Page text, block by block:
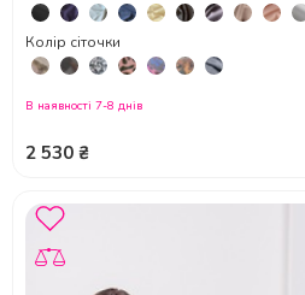
Колір сіточки
2 530 ₴
В наявності 7-8 днів